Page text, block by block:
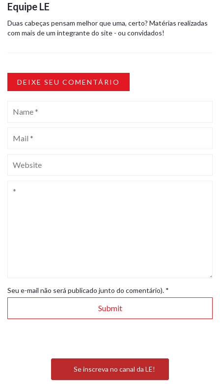
Equipe LE
Duas cabeças pensam melhor que uma, certo? Matérias realizadas
com mais de um integrante do site - ou convidados!
DEIXE SEU COMENTÁRIO
Seu e-mail não será publicado junto do comentário). *
Se inscreva no canal da LE!